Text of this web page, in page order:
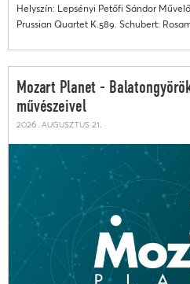
Helyszín: Lepsényi Petőfi Sándor
Prussian Quartet K.589. Schubert:
Mozart Planet -
művészeivel
2026. augusztus 21.